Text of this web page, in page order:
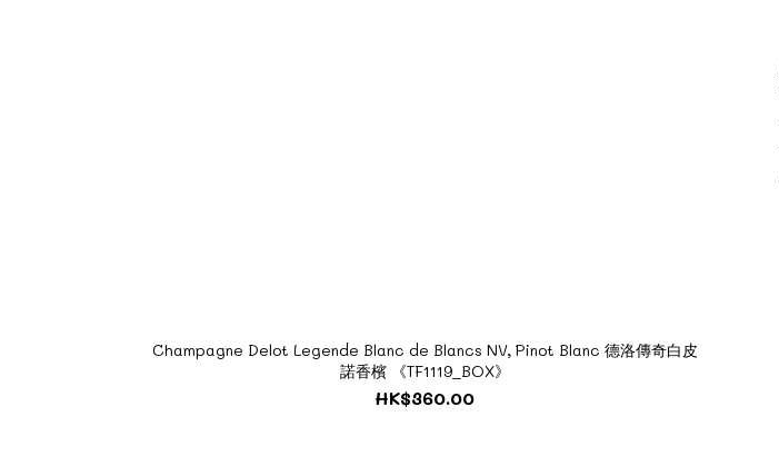
Champagne Delot Legende Blanc de Blancs NV, Pinot Blanc 德洛傳奇白皮
諾香檳 《TF1119_BOX》
HK$360.00